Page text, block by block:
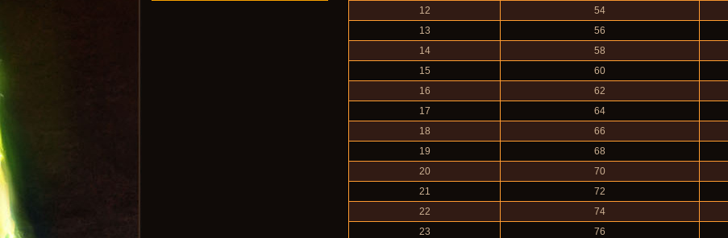
12
54
13
56
14
58
15
60
16
62
17
64
18
66
19
68
20
70
21
72
22
74
23
76